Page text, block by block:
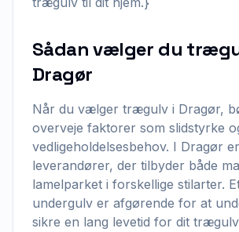
Sådan vælger du
Dragør
Når du vælger trægulv i Dragør,
overveje faktorer som slidstyrke
vedligeholdelsesbehov. I Dragør
leverandører, der tilbyder både
lamelparket i forskellige stilarter.
undergulv er afgørende for at
sikre en lang levetid for dit